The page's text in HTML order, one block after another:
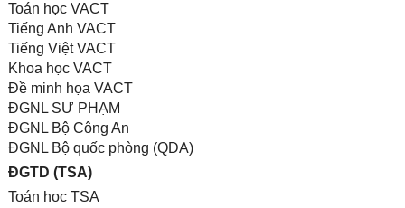
Toán học VACT
Tiếng Anh VACT
Tiếng Việt VACT
Khoa học VACT
Đề minh họa VACT
ĐGNL SƯ PHẠM
ĐGNL Bộ Công An
ĐGNL Bộ quốc phòng (QDA)
ĐGTD (TSA)
Toán học TSA